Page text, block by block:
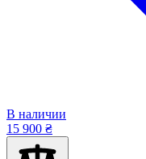
В наличии
15 900 ₴